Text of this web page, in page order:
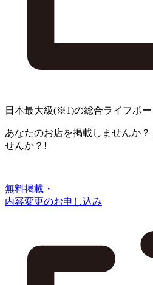
日本最大級(※1)の総合ライフポー
あなたのお店を掲載しませんか？
せんか？!
無料掲載・
内容変更のお申し込み